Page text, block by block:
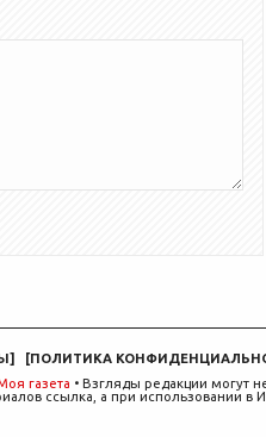
] [ПОЛИТИКА
газета • Взгляды редакции могут
ссылка, а при использовании в